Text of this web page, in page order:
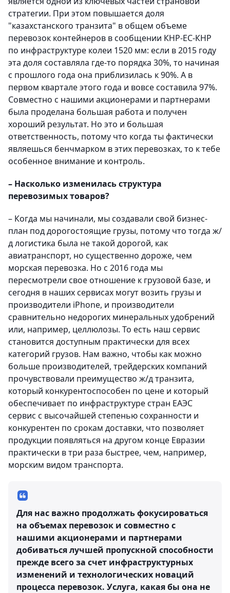
стратегии. При этом повышается доля
"казахстанского транзита" в общем объеме
перевозок контейнеров в сообщении КНР-ЕС-КНР
по инфраструктуре колеи 1520 мм: если в 2015 году
эта доля составляла где-то порядка 30%, то начиная
с прошлого года она приблизилась к 90%. А в
первом квартале этого года и вовсе составила 97%.
Совместно с нашими акционерами и партнерами
была проделана большая работа и получен
хороший результат. Но это и большая
ответственность, потому что когда ты фактически
являешься бенчмарком в этих перевозках, то к тебе
особенное внимание и контроль.
– Насколько изменилась структура
перевозимых товаров?
– Когда мы начинали, мы создавали свой бизнес-
план под дорогостоящие грузы, потому что тогда ж/
д логистика была не такой дорогой, как
авиатранспорт, но существенно дороже, чем
морская перевозка. Но с 2016 года мы
пересмотрели свое отношение к грузовой базе, и
сегодня в наших сервисах могут возить грузы и
производители iPhone, и производители
сравнительно недорогих минеральных удобрений
или, например, целлюлозы. То есть наш сервис
становится доступным практически для всех
категорий грузов. Нам важно, чтобы как можно
больше производителей, трейдерских компаний
прочувствовали преимущество ж/д транзита,
который конкурентоспособен по цене и который
обеспечивает по инфраструктуре стран ЕАЭС
сервис с высочайшей степенью сохранности и
конкурентен по срокам доставки, что позволяет
продукции появляться на другом конце Евразии
практически в три раза быстрее, чем, например,
морским видом транспорта.
Для нас важно продолжать фокусироваться
на объемах перевозок и совместно с
нашими акционерами и партнерами
добиваться лучшей пропускной способности
прежде всего за счет инфраструктурных
изменений и технологических новаций
процесса перевозок. Услуга, какая бы она не